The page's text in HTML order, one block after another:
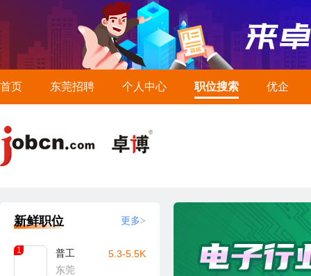
首页 东莞招聘 个人中心 职位搜索 优企
新鲜职位 更多>
1
普工
东莞
5.3-5.5K